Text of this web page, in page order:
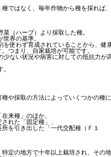
ではなく、毎年作物から種を採れば、
（ハーブ）より採取した種。
界の基準。
使わず育成されていることから、健
つまり、自家栽培が可能です。
ない状況や病害に対しての抵抗力が
や採取の方法によっていくつかの種に
来種」のほか、
れた「固定種」、
を引き出した「一代交配種（Ｆ１
定の地方で十年以上栽培され、その地